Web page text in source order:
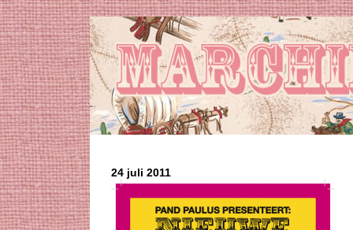
24 juli 2011